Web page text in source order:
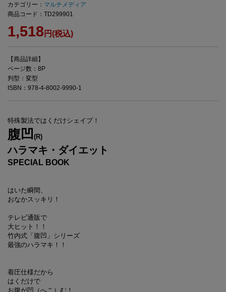
カテゴリー： マルチメディア
商品コード：TD299901
1,518円(税込)
【商品詳細】
ページ数：8P
判型：変型
ISBN：978-4-8002-9990-1
特殊製法ではくだけシェイプ！
腹凹 (R)
ハラマキ・ダイエット
SPECIAL BOOK
はいた瞬間、
おなかスッキリ！
テレビ通販で
大ヒット！！
竹内式「腹凹」シリーズ
最強のハラマキ！！
着圧仕様だから
はくだけで
お腹が凹（へこ）む！